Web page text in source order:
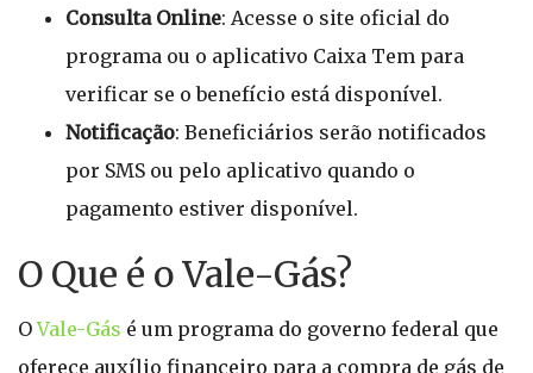
Consulta Online: Acesse o site oficial do
programa ou o aplicativo Caixa Tem para
verificar se o benefício está disponível.
Notificação: Beneficiários serão notificados
por SMS ou pelo aplicativo quando o
pagamento estiver disponível.
O Que é o Vale-Gás?
OVale-Gás é um programa do governo federal que
oferece auxílio financeiro para a compra de gás de